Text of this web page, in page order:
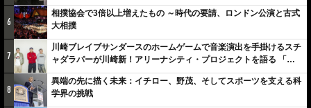
6
相撲協会で3倍以上増えたもの ～時代の要請、ロンドン公演と古式
大相撲
7
川崎ブレイブサンダースのホームゲームで音楽演出を手掛けるスチ
ャダラパーが川崎新！アリーナシティ・プロジェクトを語る 「楽
しみでしかないでしょ。川崎は、ずっと成長曲線だから」
8
異端の先に描く未来：イチロー、野茂、そしてスポーツを支える科
学界の挑戦